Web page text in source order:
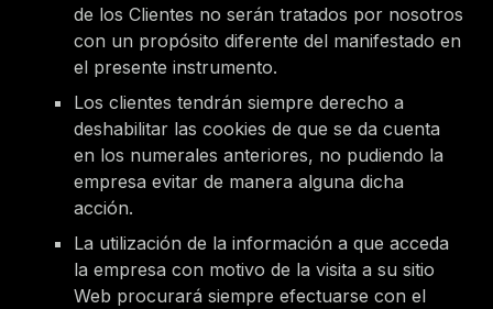
de los Clientes no serán tratados por nosotros
con un propósito diferente del manifestado en
el presente instrumento.
Los clientes tendrán siempre derecho a
deshabilitar las cookies de que se da cuenta
en los numerales anteriores, no pudiendo la
empresa evitar de manera alguna dicha
acción.
La utilización de la información a que acceda
la empresa con motivo de la visita a su sitio
Web procurará siempre efectuarse con el